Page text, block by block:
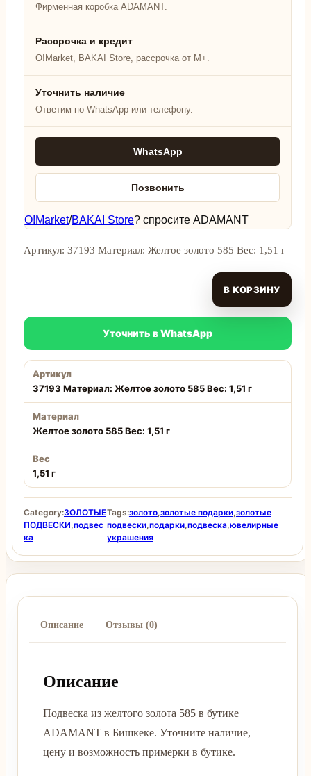
Фирменная коробка ADAMANT.
Рассрочка и кредит
O!Market, BAKAI Store, рассрочка от M+.
Уточнить наличие
Ответим по WhatsApp или телефону.
WhatsApp
Позвонить
O!Market/BAKAI Store? спросите ADAMANT
Артикул: 37193 Материал: Желтое золото 585 Вес: 1,51 г
В КОРЗИНУ
Уточнить в WhatsApp
Артикул
37193 Материал: Желтое золото 585 Вес: 1,51 г
Материал
Желтое золото 585 Вес: 1,51 г
Вес
1,51 г
Category:ЗОЛОТЫЕ
ПОДВЕСКИ,подвес
ка
Tags:золото,золотые подарки,золотые
подвески,подарки,подвеска,ювелирные
украшения
Описание Отзывы (0)
Описание
Подвеска из желтого золота 585 в бутике
ADAMANT в Бишкеке. Уточните наличие,
цену и возможность примерки в бутике.